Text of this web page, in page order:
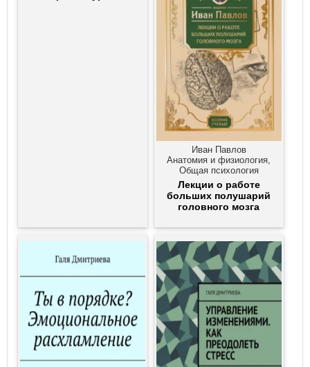
Иван Павлов
Анатомия и физиология,
Общая психология
Лекции о работе
больших полушарий
головного мозга